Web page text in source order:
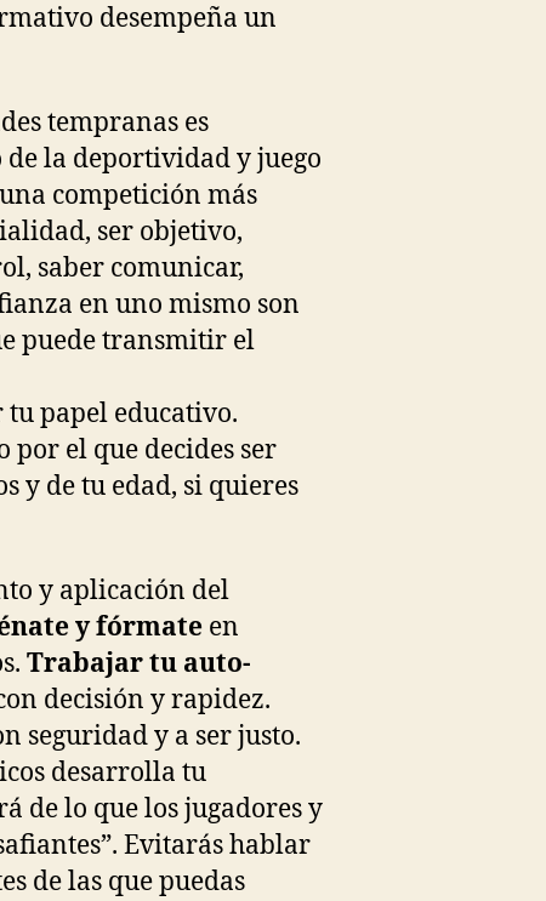
desempeña un
tempranas es
la deportividad y juego
competición más
ser objetivo,
saber comunicar,
en uno mismo son
puede transmitir el
papel educativo.
el que decides ser
y de tu edad, si quieres
y aplicación del
y fórmate en
Trabajar tu auto-
decisión y rapidez.
seguridad y a ser justo.
desarrolla tu
de lo que los jugadores y
Evitarás hablar
de las que puedas